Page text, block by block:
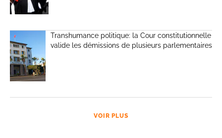
Transhumance politique: la Cour constitutionnelle
valide les démissions de plusieurs parlementaires
VOIR PLUS